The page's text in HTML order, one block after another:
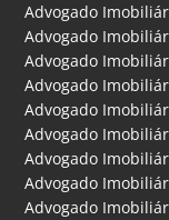
Advogado
Advogado
Advogado
Advogado
Advogado
Advogado
Advogado
Advogado
Advogado